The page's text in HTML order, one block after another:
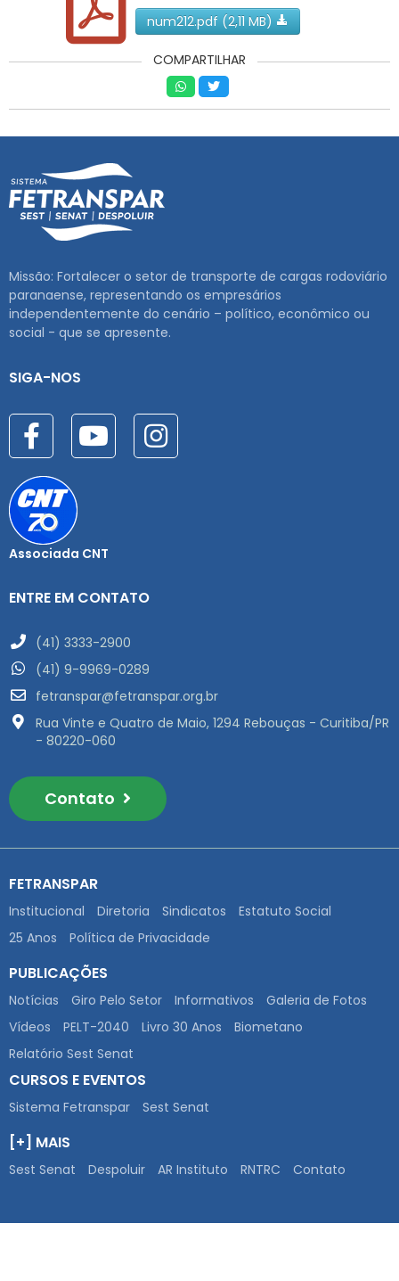
num212.pdf (2,11 MB)
COMPARTILHAR
Missão: Fortalecer o setor de transporte de cargas rodoviário
paranaense, representando os empresários
independentemente do cenário – político, econômico ou
social - que se apresente.
SIGA-NOS
Associada CNT
ENTRE EM CONTATO
(41) 3333-2900
(41) 9-9969-0289
fetranspar@fetranspar.org.br
Rua Vinte e Quatro de Maio, 1294 Rebouças - Curitiba/PR
- 80220-060
Contato
FETRANSPAR
Institucional Diretoria Sindicatos
Estatuto Social
25 Anos
Política de Privacidade
PUBLICAÇÕES
Notícias Giro Pelo Setor Informativos
Galeria de Fotos
Vídeos
PELT-2040 Livro 30 Anos
Biometano
Relatório Sest Senat
CURSOS E EVENTOS
Sistema Fetranspar Sest Senat
[+] MAIS
Sest Senat Despoluir AR Instituto RNTRC Contato